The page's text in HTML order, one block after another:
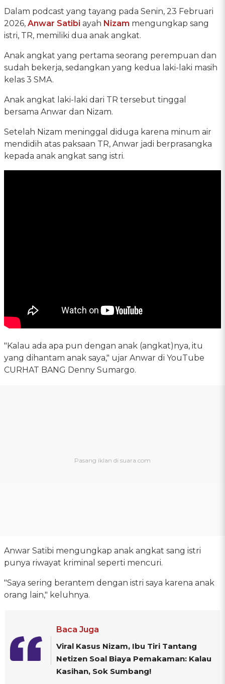
Dalam podcast yang tayang pada Senin, 23 Februari
2026, Anwar Satibi ayah Nizam mengungkap sang
istri, TR, memiliki dua anak angkat.
Anak angkat yang pertama seorang perempuan dan
sudah bekerja, sedangkan yang kedua laki-laki masih
kelas 3 SMA.
Anak angkat laki-laki dari TR tersebut tinggal
bersama Anwar dan Nizam.
Setelah Nizam meninggal diduga karena minum air
mendidih atas paksaan TR, Anwar jadi berprasangka
kepada anak angkat sang istri.
"Kalau ada apa pun dengan anak (angkat)nya, itu
yang dihantam anak saya," ujar Anwar di YouTube
CURHAT BANG Denny Sumargo.
Anwar Satibi mengungkap anak angkat sang istri
punya riwayat kriminal seperti mencuri.
"Saya sering berantem dengan istri saya karena anak
orang lain," keluhnya.
Baca Juga
Viral Kasus Nizam, Ibu Tiri Tantang
Netizen Soal Biaya Pemakaman: Kalau
Kasihan, Sok Sumbang!